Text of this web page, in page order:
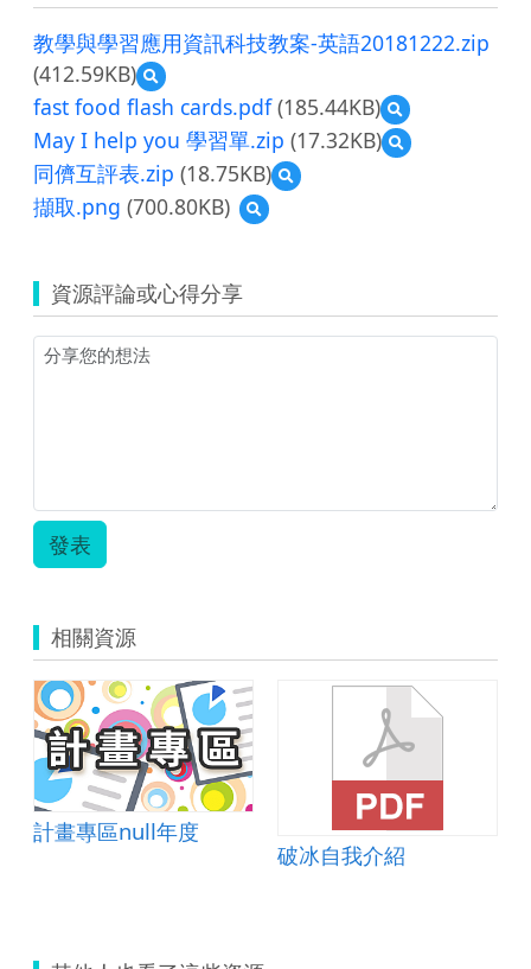
教學與學習應用資訊科技教案-英語20181222.zip
(412.59KB)
預
覽
教
學
與
學
習
訊
科
fast food flash cards.pdf(185.44KB)
預
覽
fast
May I help you 學習單.zip (17.32KB)
預
覽
單.zip
同儕互評表.zip (18.75KB)
預
覽
擷取.png (700.80KB)
預
覽
資源評論或心得分享
發表
相關資源
計畫專區null年度
破冰自我介紹